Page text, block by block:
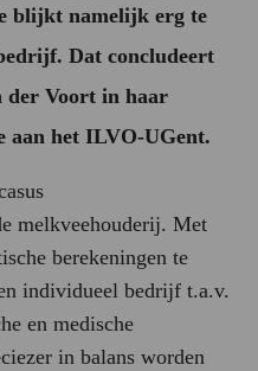
blijkt namelijk erg te
Dat concludeert
der Voort in haar
aan het ILVO-UGent.
melkveehouderij. Met
berekeningen te
individueel bedrijf t.a.v.
en medische
in balans worden